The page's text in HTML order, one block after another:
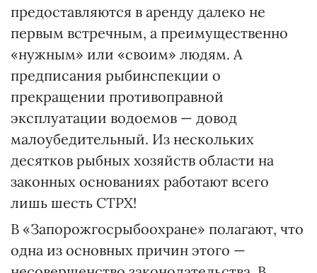
предоставляются в аренду далеко не
первым встречным, а преимущественно
«нужным» или «своим» людям. А
предписания рыбинспекции о
прекращении противоправной
эксплуатации водоемов — довод
малоубедительный. Из нескольких
десятков рыбных хозяйств области на
законных основаниях работают всего
лишь шесть СТРХ!
В «Запорожгосрыбоохране» полагают, что
одна из основных причин этого —